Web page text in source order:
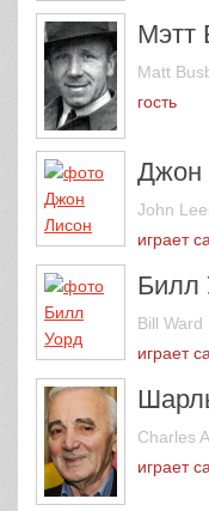
Мэтт
Matt
гость
Джон
John
играет
Билл
Bill Ward
играет
Charles
играет